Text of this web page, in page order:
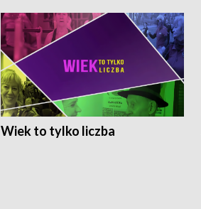
Wiek to tylko liczba